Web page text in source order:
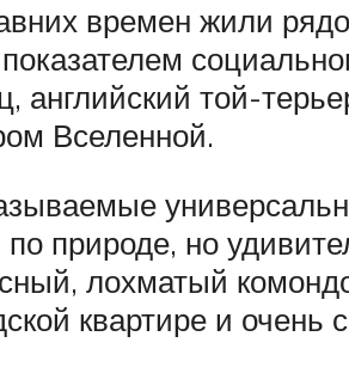
времен жили
английский той-
Вселенной.
природе, но
лохматый
квартире и очень